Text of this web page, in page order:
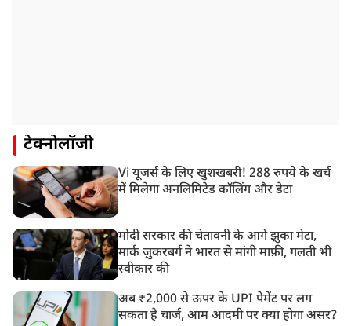
टेक्नोलॉजी
Vi यूजर्स के लिए खुशखबरी! 288 रुपये के खर्च
में मिलेगा अनलिमिटेड कॉलिंग और डेटा
मोदी सरकार की चेतावनी के आगे झुका मेटा,
मार्क ज़ुकरबर्ग ने भारत से मांगी माफ़ी, गलती भी
स्वीकार की
अब ₹2,000 से ऊपर के UPI पेमेंट पर लग
सकता है चार्ज, आम आदमी पर क्या होगा असर?